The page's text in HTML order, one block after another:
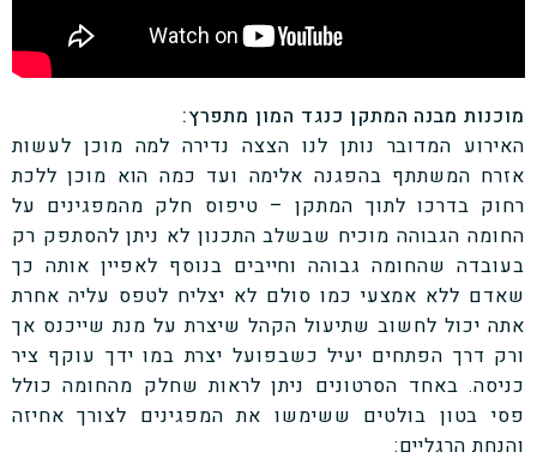
מוכנות מבנה המתקן כנגד המון מתפרץ:
האירוע המדובר נותן לנו הצצה נדירה למה מוכן לעשות
אזרח המשתתף בהפגנה אלימה ועד כמה הוא מוכן ללכת
רחוק בדרכו לתוך המתקן – טיפוס חלק מהמפגינים על
החומה הגבוהה מוכיח שבשלב התכנון לא ניתן להסתפק רק
בעובדה שהחומה גבוהה וחייבים בנוסף לאפיין אותה כך
שאדם ללא אמצעי כמו סולם לא יצליח לטפס עליה אחרת
אתה יכול לחשוב שתיעול הקהל שיצרת על מנת שייכנס אך
ורק דרך הפתחים יעיל כשבפועל יצרת במו ידך עוקף ציר
כניסה. באחד הסרטונים ניתן לראות שחלק מהחומה כולל
פסי בטון בולטים ששימשו את המפגינים לצורך אחיזה
והנחת הרגליים: